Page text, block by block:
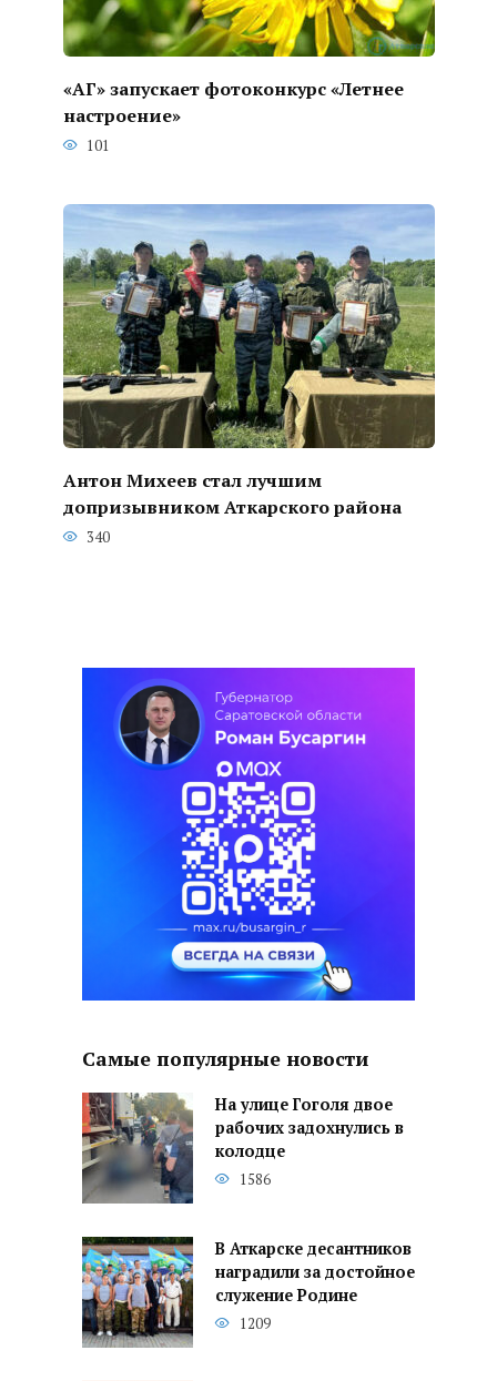
«АГ» запускает фотоконкурс «Летнее
настроение»
101
Антон Михеев стал лучшим
допризывником Аткарского района
340
Самые популярные новости
На улице Гоголя двое
рабочих задохнулись в
колодце
1586
В Аткарске десантников
наградили за достойное
служение Родине
1209